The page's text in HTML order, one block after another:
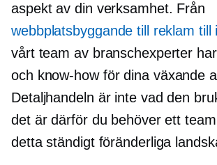
aspekt av din verksamhet. Från
webbplatsbyggande till reklam till
vårt team av branschexperter
och know-howför dina växande
Detaljhandeln är inte vad den
det är därför du behöver ett
dettaständigt föränderliga